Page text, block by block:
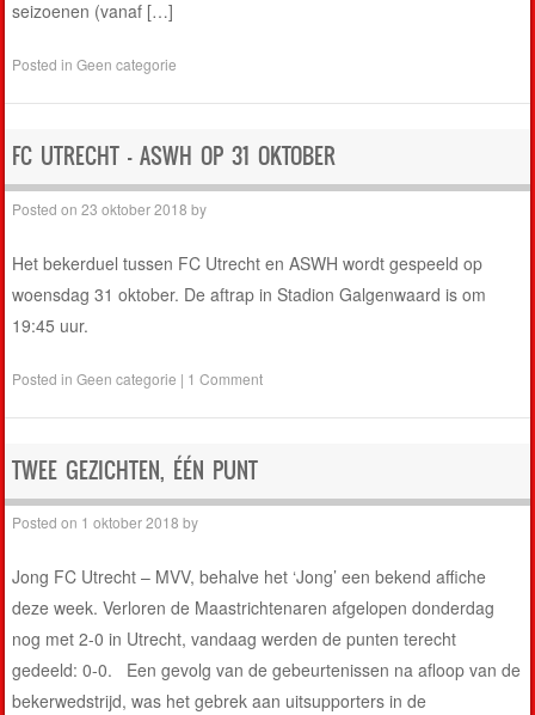
seizoenen (vanaf […]
Posted inGeen categorie
FC UTRECHT – ASWH OP 31 OKTOBER
Posted on23 oktober 2018 by
Het bekerduel tussen FC Utrecht en ASWH wordt gespeeld op
woensdag 31 oktober. De aftrap in Stadion Galgenwaard is om
19:45 uur.
Posted inGeen categorie | 1 Comment
TWEE GEZICHTEN, ÉÉN PUNT
Posted on 1 oktober 2018 by
Jong FC Utrecht – MVV, behalve het ‘Jong’ een bekend affiche
deze week. Verloren de Maastrichtenaren afgelopen donderdag
nog met 2-0 in Utrecht, vandaag werden de punten terecht
gedeeld: 0-0. Een gevolg van de gebeurtenissen na afloop van de
bekerwedstrijd, was het gebrek aan uitsupporters in de